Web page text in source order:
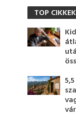
TOP CIKKEK